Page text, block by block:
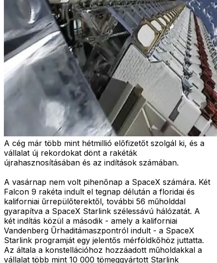
A cég már több mint hétmillió előfizetőt szolgál ki, és a
vállalat új rekordokat dönt a rakéták
újrahasznosításában és az indítások számában.
A vasárnap nem volt pihenőnap a SpaceX számára. Két
Falcon 9 rakéta indult el tegnap délután a floridai és
kaliforniai űrrepülőterektől, további 56 műholddal
gyarapítva a SpaceX Starlink szélessávú hálózatát. A
két indítás közül a második - amely a kaliforniai
Vandenberg Űrhaditámaszpontról indult - a SpaceX
Starlink programját egy jelentős mérföldkőhöz juttatta.
Az általa a konstellációhoz hozzáadott műholdakkal a
vállalat több mint 10 000 tömeggyártott Starlink